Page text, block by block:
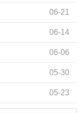
06-21
06-14
06-06
05-30
05-23